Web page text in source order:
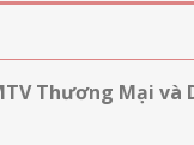
Thương Mại và